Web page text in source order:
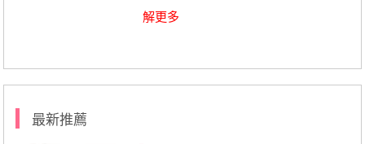
解更多
最新推薦